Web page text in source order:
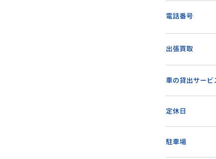
電話番号
出張買取
車の貸出サービ
定休日
駐車場